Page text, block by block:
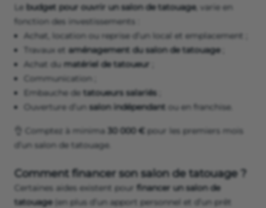
Le budget pour ouvrir un salon de tatouage, varie en
fonction des investissements :
Achat, location ou reprise d’un local et emplacement ;
Travaux et aménagement du salon de tatouage;
Achat du matériel de tatoueur
Communication ;
Embauche de tatoueurs salariés
Ouverture d’un salon indépendant ou en franchise.
👌 Comptez à minima 30 000 € pour les premiers mois
d’un salon de tatouage.
Comment financer son salon de tatouage ?
Certaines aides existent pour financer un salon de
tatouage (en plus d’un apport personnel et d’un prêt